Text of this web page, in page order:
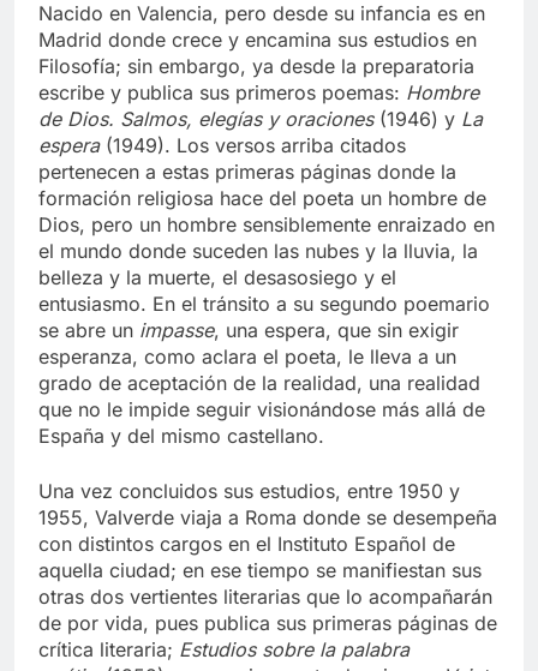
Nacido en Valencia, pero desde su infancia es en
Madrid donde crece y encamina sus estudios en
Filosofía; sin embargo, ya desde la preparatoria
escribe y publica sus primeros poemas: Hombre
de Dios. Salmos, elegías y oraciones(1946) y La
espera(1949). Los versos arriba citados
pertenecen a estas primeras páginas donde la
formación religiosa hace del poeta un hombre de
Dios, pero un hombre sensiblemente enraizado en
el mundo donde suceden las nubes y la lluvia, la
belleza y la muerte, el desasosiego y el
entusiasmo. En el tránsito a su segundo poemario
se abre un impasse, una espera, que sin exigir
esperanza, como aclara el poeta, le lleva a un
grado de aceptación de la realidad, una realidad
que no le impide seguir visionándose más allá de
España y del mismo castellano.
Una vez concluidos sus estudios, entre 1950 y
1955, Valverde viaja a Roma donde se desempeña
con distintos cargos en el Instituto Español de
aquella ciudad; en ese tiempo se manifiestan sus
otras dos vertientes literarias que lo acompañarán
de por vida, pues publica sus primeras páginas de
crítica literaria; Estudios sobre la palabra